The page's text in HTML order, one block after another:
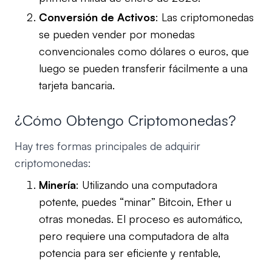
Conversión de Activos: Las criptomonedas
se pueden vender por monedas
convencionales como dólares o euros, que
luego se pueden transferir fácilmente a una
tarjeta bancaria.
¿Cómo Obtengo Criptomonedas?
Hay tres formas principales de adquirir
criptomonedas:
Minería: Utilizando una computadora
potente, puedes “minar” Bitcoin, Ether u
otras monedas. El proceso es automático,
pero requiere una computadora de alta
potencia para ser eficiente y rentable,